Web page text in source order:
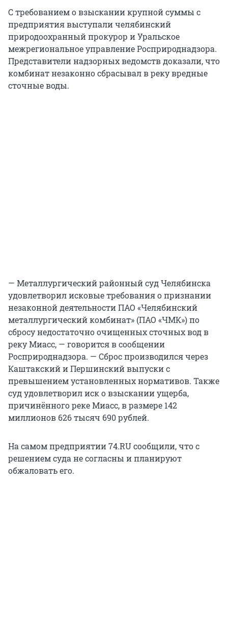
С требованием о взыскании крупной суммы с
предприятия выступали челябинский
природоохранный прокурор и Уральское
межрегиональное управление Росприроднадзора.
Представители надзорных ведомств доказали, что
комбинат незаконно сбрасывал в реку вредные
сточные воды.
— Металлургический районный суд Челябинска
удовлетворил исковые требования о признании
незаконной деятельности ПАО «Челябинский
металлургический комбинат» (ПАО «ЧМК») по
сбросу недостаточно очищенных сточных вод в
реку Миасс, — говорится в сообщении
Росприроднадзора. — Сброс производился через
Каштакский и Першинский выпуски с
превышением установленных нормативов. Также
суд удовлетворил иск о взыскании ущерба,
причинённого реке Миасс, в размере 142
миллионов 626 тысяч 690 рублей.
На самом предприятии 74.RU сообщили, что с
решением суда не согласны и планируют
обжаловать его.